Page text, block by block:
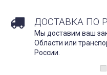
ДОСТАВКА ПО
Мы доставим ваш
Области или
России.